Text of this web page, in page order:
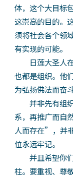
体，这个大目标
这崇高的目的。
须将社会各个领
有实现的可能。
日莲大圣人在
也都是组织。他
为弘扬佛法而奋斗
并非先有组织
系，再推广而自
人而存在”，并
位永远牢记。
并且希望你们
柱。要重视、